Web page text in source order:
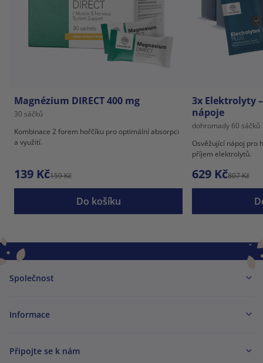
Magnézium DIRECT 400 mg
30 sáčků
Kombinace 2 forem hořčíku pro optimální absorpci
a využití.
139 Kč159 Kč
Do košíku
3x Elektrolyty
nápoje
dohromady 60 sáčků
Osvěžující nápoj pro
příjem elektrolytů.
629 Kč807 Kč
Společnost
Informace
Připojte se k nám